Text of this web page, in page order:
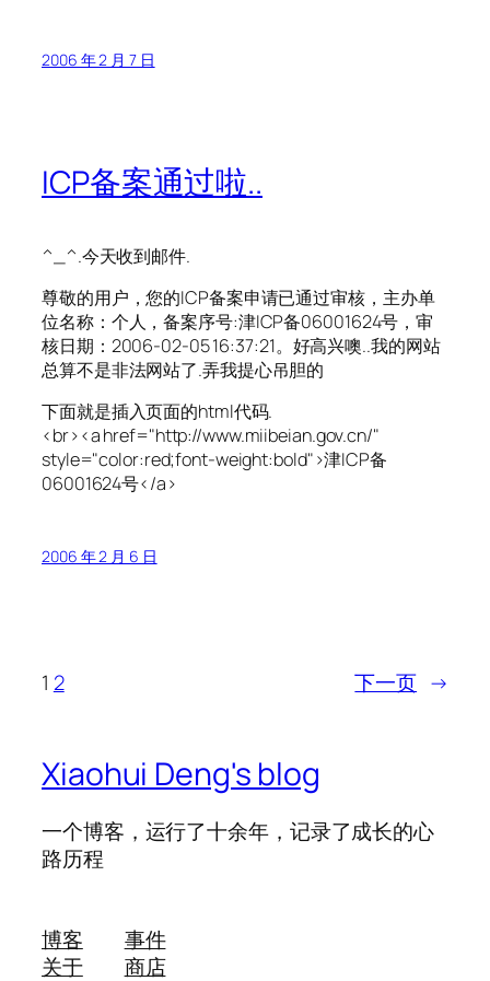
2006 年 2 月 7 日
ICP备案通过啦..
^_^.今天收到邮件.
尊敬的用户，您的ICP备案申请已通过审核，主办单
位名称：个人，备案序号:津ICP备06001624号，审
核日期：2006-02-05 16:37:21。好高兴噢..我的网站
总算不是非法网站了.弄我提心吊胆的
下面就是插入页面的html代码.
<br><a href="http://www.miibeian.gov.cn/"
style="color:red;font-weight:bold">津ICP备
06001624号</a>
2006 年 2 月 6 日
1 2 下一页 →
Xiaohui Deng's blog
一个博客，运行了十余年，记录了成长的心
路历程
博客
关于
事件
商店